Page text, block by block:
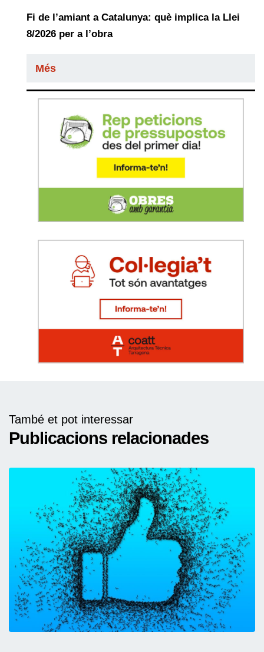
Fi de l’amiant a Catalunya: què implica la Llei
8/2026 per a l’obra
Més
També et pot interessar
Publicacions relacionades